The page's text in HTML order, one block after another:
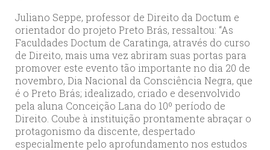
Juliano Seppe, professor de Direito da Doctum e
orientador do projeto Preto Brás, ressaltou: “As
Faculdades Doctum de Caratinga, através do curso
de Direito, mais uma vez abriram suas portas para
promover este evento tão importante no dia 20 de
novembro, Dia Nacional da Consciência Negra, que
é o Preto Brás; idealizado, criado e desenvolvido
pela aluna Conceição Lana do 10º período de
Direito. Coube à instituição prontamente abraçar o
protagonismo da discente, despertado
especialmente pelo aprofundamento nos estudos